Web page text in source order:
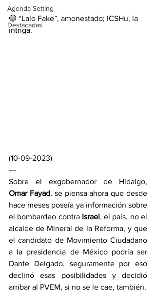
Agenda Setting
Destacadas
🔵 “Lalo Fake”, amonestado; ICSHu, la
intriga.
(10-09-2023)
---
Omar Fayad, se piensa ahora que desde
hace meses poseía ya información sobre
el bombardeo contra Israel, el país, no el
alcalde de Mineral de la Reforma, y que
el candidato de Movimiento Ciudadano
a la presidencia de México podría ser
Dante Delgado, seguramente por eso
declinó esas posibilidades y decidió
arribar al PVEM, si no se le cae, también.